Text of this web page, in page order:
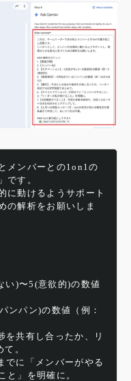
メンバーとの1on1の
です。
に動けるようサポート
の解析をお願いしま
い)〜5(意欲的)の数値
ンパン)の数値（例：
共有し合ったか、リ
。
でに「メンバーがやる
と」を明確に。